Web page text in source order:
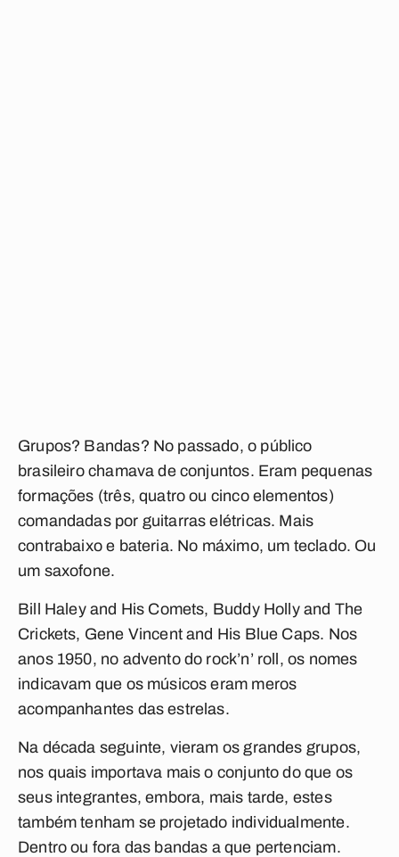
Grupos? Bandas? No passado, o público
brasileiro chamava de conjuntos. Eram pequenas
formações (três, quatro ou cinco elementos)
comandadas por guitarras elétricas. Mais
contrabaixo e bateria. No máximo, um teclado. Ou
um saxofone.
Bill Haley and His Comets, Buddy Holly and The
Crickets, Gene Vincent and His Blue Caps. Nos
anos 1950, no advento do rock’n’ roll, os nomes
indicavam que os músicos eram meros
acompanhantes das estrelas.
Na década seguinte, vieram os grandes grupos,
nos quais importava mais o conjunto do que os
seus integrantes, embora, mais tarde, estes
também tenham se projetado individualmente.
Dentro ou fora das bandas a que pertenciam.